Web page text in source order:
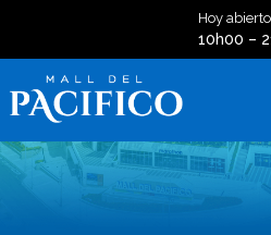
Hoy abierto
10h00 –